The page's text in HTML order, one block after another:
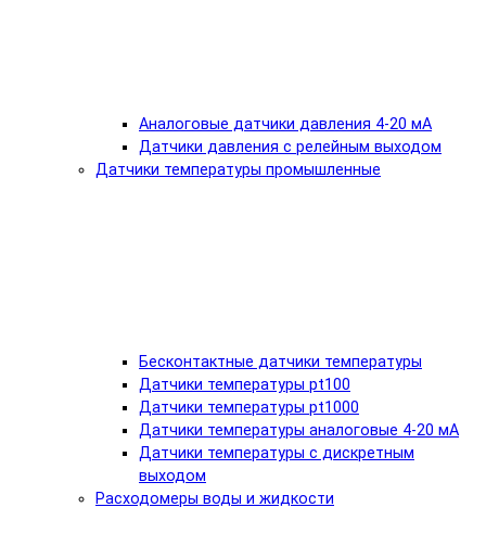
Аналоговые датчики давления 4-20 мА
Датчики давления с релейным выходом
Датчики температуры промышленные
Бесконтактные датчики температуры
Датчики температуры pt100
Датчики температуры pt1000
Датчики температуры аналоговые 4-20 мА
Датчики температуры с дискретным
выходом
Расходомеры воды и жидкости